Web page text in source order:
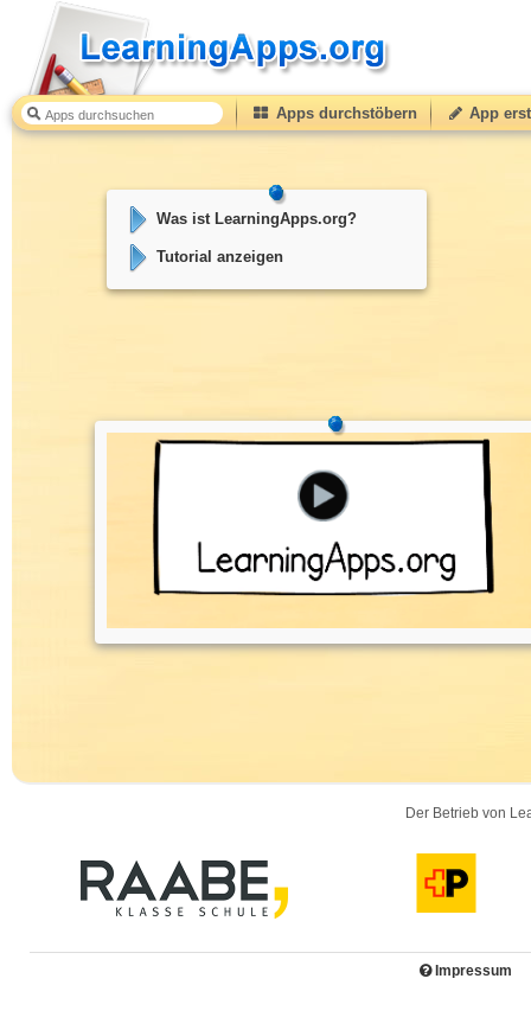
Apps durchstöbern App
Was ist LearningApps.org?
Tutorial anzeigen
Der Betrieb von
Impressum